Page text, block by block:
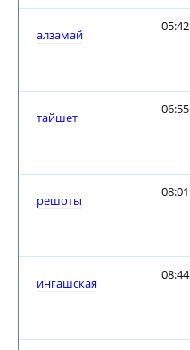
алзамай
05:42
тайшет
06:55
решоты
08:01
ингашская
08:44